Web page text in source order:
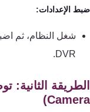
الإعدادات:
شغل النظام، ثم
DVR.
كنترول